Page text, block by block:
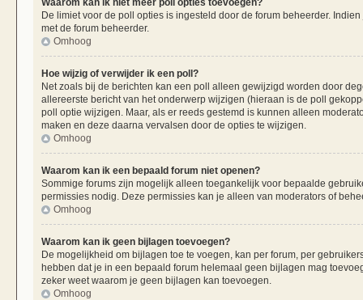
De limiet voor de poll opties is ingesteld door de forum beheerder.
met de forum beheerder.
Omhoog
Hoe wijzig of verwijder ik een poll?
Net zoals bij de berichten kan een poll alleen gewijzigd worden door
allereerste bericht van het onderwerp wijzigen (hieraan is de poll
poll optie wijzigen. Maar, als er reeds gestemd is kunnen alleen
maken en deze daarna vervalsen door de opties te wijzigen.
Omhoog
Waarom kan ik een bepaald forum niet openen?
Sommige forums zijn mogelijk alleen toegankelijk voor bepaalde
permissies nodig. Deze permissies kan je alleen van moderators of
Omhoog
Waarom kan ik geen bijlagen toevoegen?
De mogelijkheid om bijlagen toe te voegen, kan per forum, per
hebben dat je in een bepaald forum helemaal geen bijlagen mag
zeker weet waarom je geen bijlagen kan toevoegen.
Omhoog